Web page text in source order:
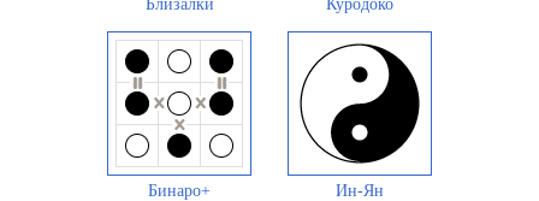
Близалки Куродоко
Бинаро+ Ин-Ян